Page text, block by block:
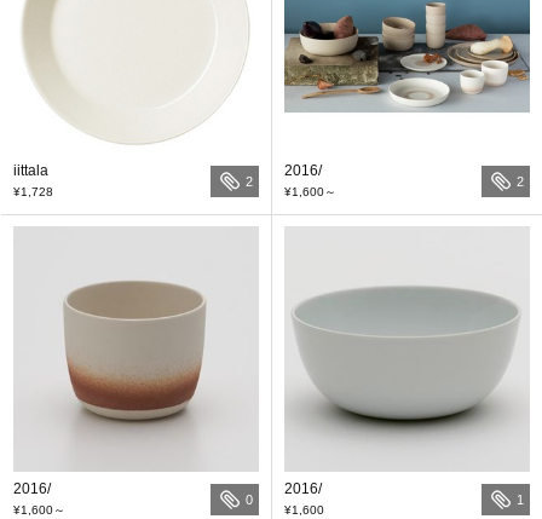
iittala
¥1,728
2
2016/
¥1,600～
2
2016/
¥1,600～
0
2016/
¥1,600
1